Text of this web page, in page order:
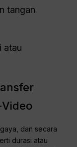
tangan
atau
dan secara
durasi atau